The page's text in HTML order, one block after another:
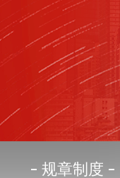
规章制度